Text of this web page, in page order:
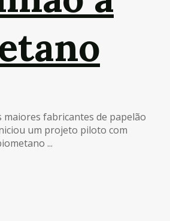
fabricantes de papelão
um projeto piloto com
...